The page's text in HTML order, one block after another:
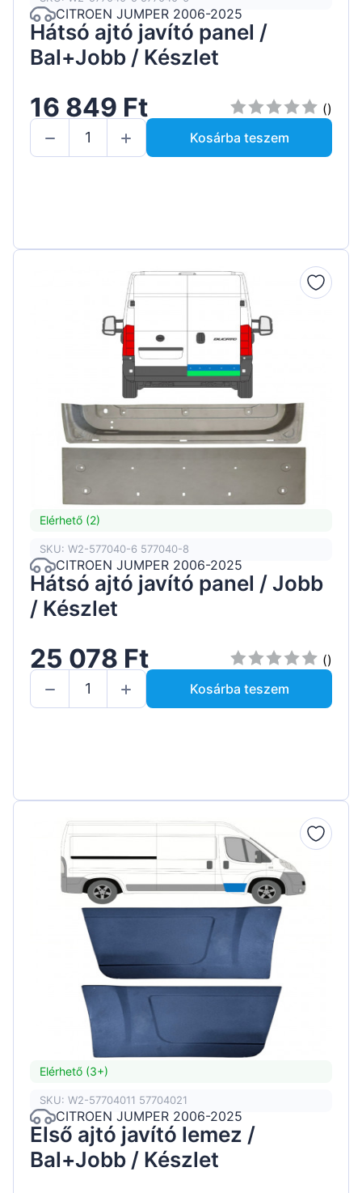
CITROEN JUMPER 2006-2025
Hátsó ajtó javító panel /
Bal+Jobb / Készlet
16 849 Ft
()
Kosárba teszem
Elérhető (2)
SKU: W2-577040-6 577040-8
CITROEN JUMPER 2006-2025
Hátsó ajtó javító panel / Jobb
/ Készlet
25 078 Ft
()
Kosárba teszem
Elérhető (3+)
SKU: W2-57704011 57704021
CITROEN JUMPER 2006-2025
Első ajtó javító lemez /
Bal+Jobb / Készlet